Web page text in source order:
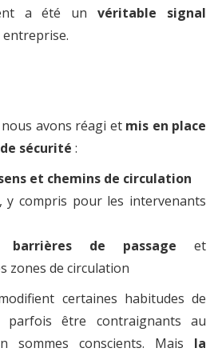
a été unvéritable signal
avons réagi et mis en place
sécurité :
et chemins de circulation
y compris pour les intervenants
barrières de passage et
zones de circulation
certaines habitudes de
être contraignants au
sommes conscients. Mais la